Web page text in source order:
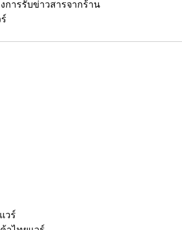
การรับข่าวสารจากร้าน
วร์